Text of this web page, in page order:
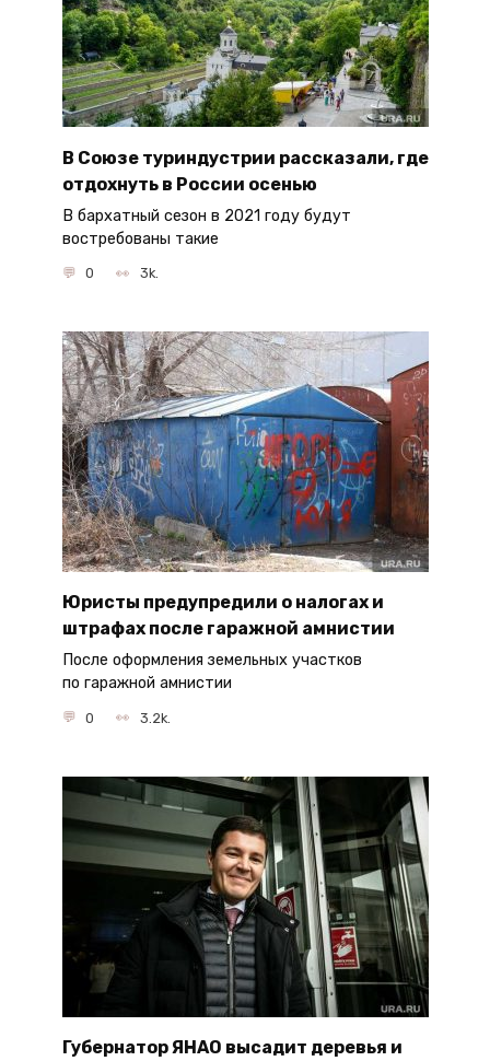
В Союзе туриндустрии рассказали, где
отдохнуть в России осенью
В бархатный сезон в 2021 году будут
востребованы такие
0 3k.
Юристы предупредили о налогах и
штрафах после гаражной амнистии
После оформления земельных участков
по гаражной амнистии
0 3.2k.
Губернатор ЯНАО высадит деревья и